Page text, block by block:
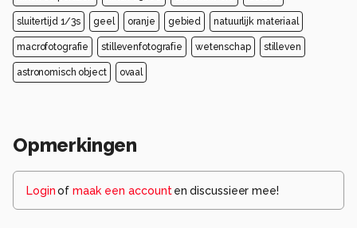
sluitertijd 1/3s geel oranje gebied natuurlijk materiaal
macrofotografie stillevenfotografie wetenschap stilleven
astronomisch object ovaal
Opmerkingen
Loginof maak een account en discussieer mee!